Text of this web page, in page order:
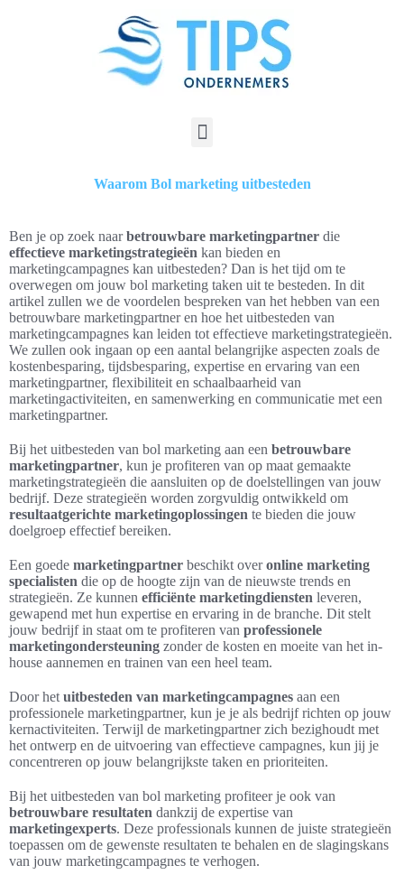
Waarom Bol marketing uitbesteden
Ben je op zoek naarbetrouwbare marketingpartner die
effectieve marketingstrategieën kan bieden en
marketingcampagnes kan uitbesteden? Dan is het tijd om te
overwegen om jouw bol marketing taken uit te besteden. In dit
artikel zullen we de voordelen bespreken van het hebben van een
betrouwbare marketingpartner en hoe het uitbesteden van
marketingcampagnes kan leiden tot effectieve marketingstrategieën.
We zullen ook ingaan op een aantal belangrijke aspecten zoals de
kostenbesparing, tijdsbesparing, expertise en ervaring van een
marketingpartner, flexibiliteit en schaalbaarheid van
marketingactiviteiten, en samenwerking en communicatie met een
marketingpartner.
Bij het uitbesteden van bol marketing aan een betrouwbare
marketingpartner, kun je profiteren van op maat gemaakte
marketingstrategieën die aansluiten op de doelstellingen van jouw
bedrijf. Deze strategieën worden zorgvuldig ontwikkeld om
resultaatgerichte marketingoplossingen te bieden die jouw
doelgroep effectief bereiken.
Een goede marketingpartner beschikt overonline marketing
specialisten die op de hoogte zijn van de nieuwste trends en
strategieën. Ze kunnen efficiënte marketingdiensten leveren,
gewapend met hun expertise en ervaring in de branche. Dit stelt
jouw bedrijf in staat om te profiteren van professionele
marketingondersteuning zonder de kosten en moeite van het in-
house aannemen en trainen van een heel team.
Door het uitbesteden van marketingcampagnes aan een
professionele marketingpartner, kun je je als bedrijf richten op jouw
kernactiviteiten. Terwijl de marketingpartner zich bezighoudt met
het ontwerp en de uitvoering van effectieve campagnes, kun jij je
concentreren op jouw belangrijkste taken en prioriteiten.
Bij het uitbesteden van bol marketing profiteer je ook van
betrouwbare resultaten dankzij de expertise van
marketingexperts. Deze professionals kunnen de juiste strategieën
toepassen om de gewenste resultaten te behalen en de slagingskans
van jouw marketingcampagnes te verhogen.